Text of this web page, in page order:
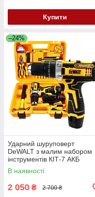
Купити
–24%
Ударний шуруповерт
DeWALT з малим набором
інструментів КІТ-7 АКБ
шуруповерт Деволт 12V 2AH
В наявності
2 050 ₴ 2 700 ₴